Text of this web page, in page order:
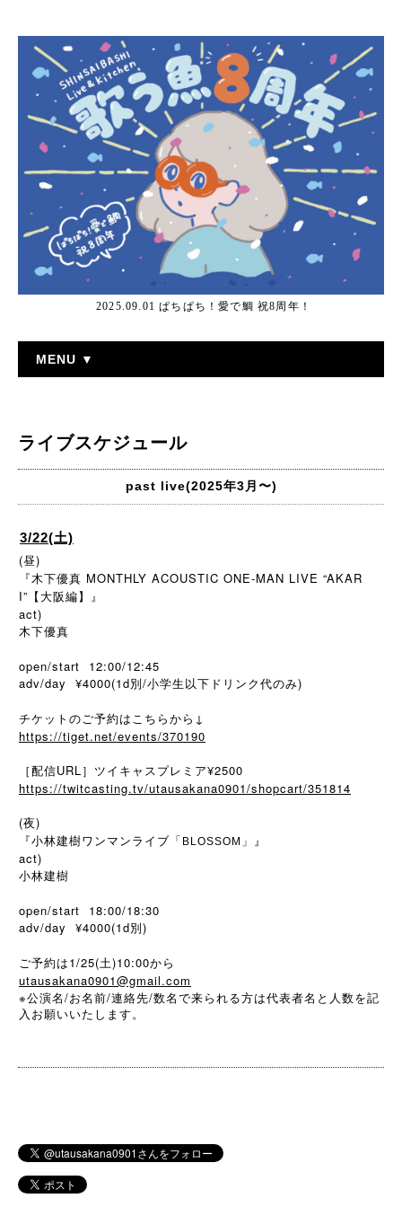
2025.09.01 ぱちぱち！愛で鯛 祝8周年！
MENU ▼
ライブスケジュール
past live(2025年3月〜)
3/22(土)
(昼)
『木下優真 MONTHLY ACOUSTIC ONE-MAN LIVE “AKAR
I”【大阪編】』
act)
木下優真
open/start 12:00/12:45
adv/day ¥4000(1d別/小学生以下ドリンク代のみ)
チケットのご予約はこちらから↓
https://tiget.net/events/370190
［配信URL］ツイキャスプレミア¥2500
https://twitcasting.tv/utausakana0901/shopcart/351814
(夜)
『小林建樹ワンマンライブ「 BLOSSOM 」』
act)
小林建樹
open/start 18:00/18:30
adv/day ¥4000(1d別)
ご予約は1/25(土)10:00から
utausakana0901@gmail.com
※公演名 /お名前/連絡先/数名で来られる方は代表者名と人数を記
入お願いいたします。